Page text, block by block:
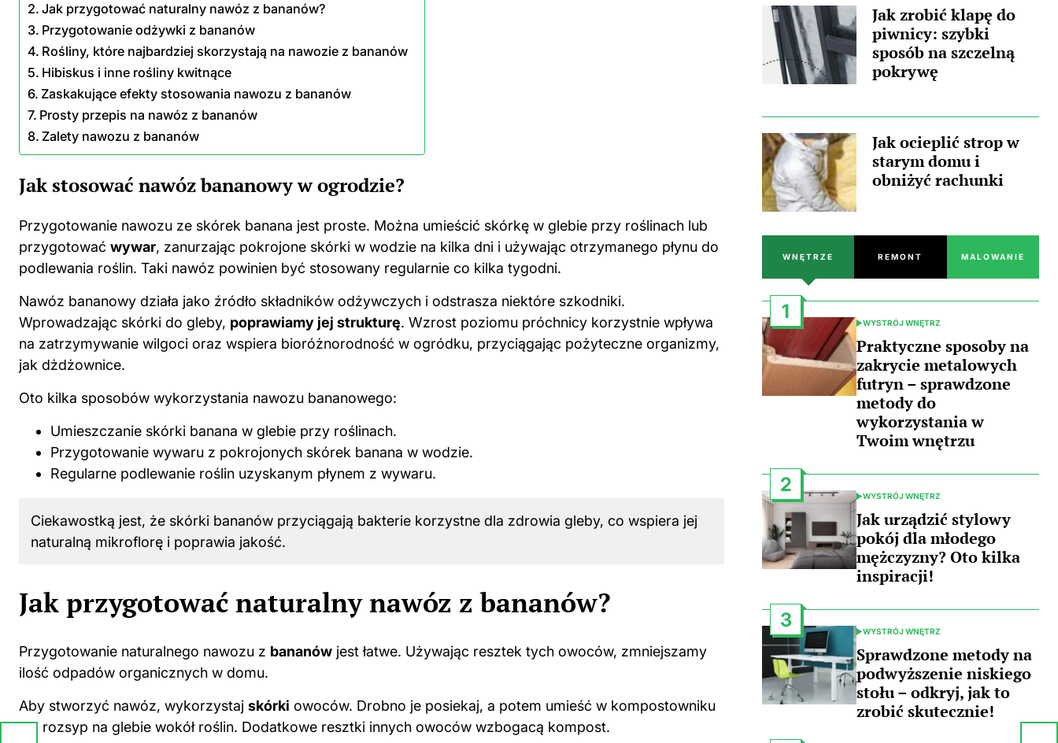
Jak przygotować naturalny nawóz z bananów?
Przygotowanie odżywki z bananów
Rośliny, które najbardziej skorzystają na nawozie z bananów
Hibiskus i inne rośliny kwitnące
Zaskakujące efekty stosowania nawozu z bananów
Prosty przepis na nawóz z bananów
Zalety nawozu z bananów
Jak stosować nawóz bananowy w ogrodzie?
Przygotowanie nawozu ze skórek banana jest proste. Można umieścić skórkę w glebie przy roślinach lub
przygotować wywar, zanurzając pokrojone skórki w wodzie na kilka dni i używając otrzymanego płynu do
podlewania roślin. Taki nawóz powinien być stosowany regularnie co kilka tygodni.
Nawóz bananowy działa jako źródło składników odżywczych i odstrasza niektóre szkodniki.
Wprowadzając skórki do gleby, poprawiamy jej strukturę. Wzrost poziomu próchnicy korzystnie wpływa
na zatrzymywanie wilgoci oraz wspiera bioróżnorodność w ogródku, przyciągając pożyteczne organizmy,
jak dżdżownice.
Oto kilka sposobów wykorzystania nawozu bananowego:
Umieszczanie skórki banana w glebie przy roślinach.
Przygotowanie wywaru z pokrojonych skórek banana w wodzie.
Regularne podlewanie roślin uzyskanym płynem z wywaru.
Ciekawostką jest, że skórki bananów przyciągają bakterie korzystne dla zdrowia gleby, co wspiera jej
naturalną mikroflorę i poprawia jakość.
Jak przygotować naturalny nawóz z bananów?
Przygotowanie naturalnego nawozu z bananów jest łatwe. Używając resztek tych owoców, zmniejszamy
ilość odpadów organicznych w domu.
Aby stworzyć nawóz, wykorzystaj skórki owoców. Drobno je posiekaj, a potem umieść w kompostowniku
lub rozsyp na glebie wokół roślin. Dodatkowe resztki innych owoców wzbogacą kompost.
Jak zrobić klapę do
piwnicy: szybki
sposób na szczelną
pokrywę
Jak ocieplić strop w
starym domu i
obniżyć rachunki
WNĘTRZE REMONT MALOWANIE
1
POSTED
IN
WYSTRÓJ WNĘTRZ
Praktyczne sposoby na
zakrycie metalowych
futryn – sprawdzone
metody do
wykorzystania w
Twoim wnętrzu
2
POSTED
IN
WYSTRÓJ WNĘTRZ
Jak urządzić stylowy
pokój dla młodego
mężczyzny? Oto kilka
inspiracji!
3
POSTED
IN
WYSTRÓJ WNĘTRZ
Sprawdzone metody na
podwyższenie niskiego
stołu – odkryj, jak to
zrobić skutecznie!